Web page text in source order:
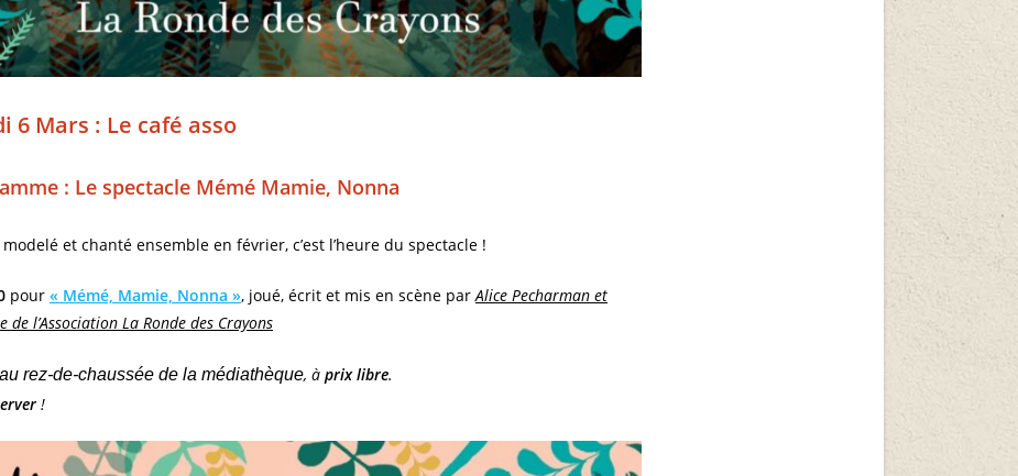
6 Mars : Le café asso
: Le spectacle Mémé Mamie, Nonna​
et chanté ensemble en février, c’est l’heure du spectacle !
pour « Mémé, Mamie, Nonna », joué, écrit et mis en scène parAlice Pecharman et
de l’Association La Ronde des Crayons
au rez-de-chaussée de la médiathèque, à prix libre.
!